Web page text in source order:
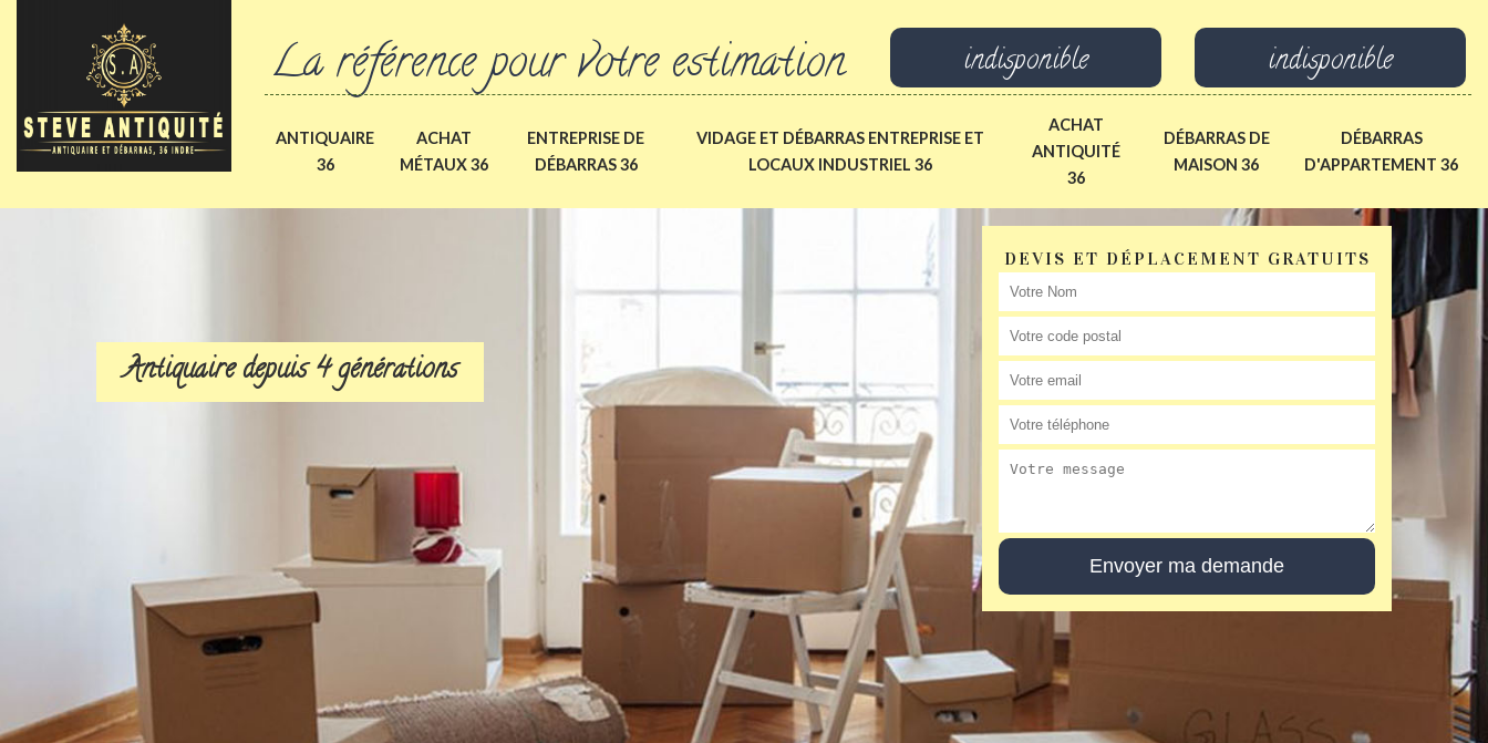
La référence pour votre estimation indisponible indisponible
ANTIQUAIRE
36
ACHAT
MÉTAUX 36
ENTREPRISE DE
DÉBARRAS 36
VIDAGE ET DÉBARRAS ENTREPRISE ET
LOCAUX INDUSTRIEL 36
ACHAT
ANTIQUITÉ
36
DÉBARRAS DE
MAISON 36
DÉBARRAS
D'APPARTEMENT 36
Antiquaire depuis 4 générations
DEVIS ET DÉPLACEMENT GRATUITS